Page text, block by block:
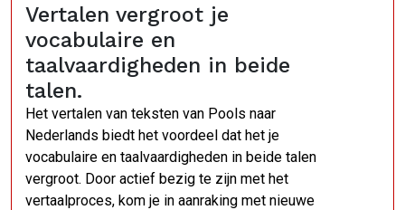
Vertalen vergroot je
vocabulaire en
taalvaardigheden in beide
talen.
Het vertalen van teksten van Pools naar
Nederlands biedt het voordeel dat het je
vocabulaire en taalvaardigheden in beide talen
vergroot. Door actief bezig te zijn met het
vertaalproces, kom je in aanraking met nieuwe